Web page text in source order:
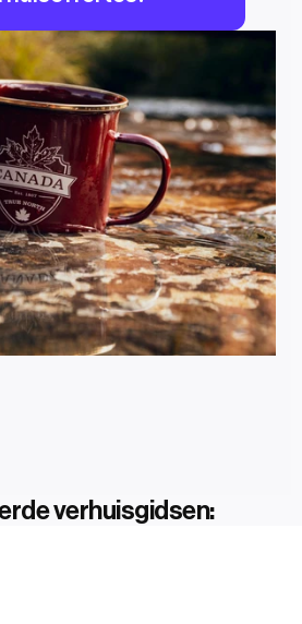
verhuisgidsen: